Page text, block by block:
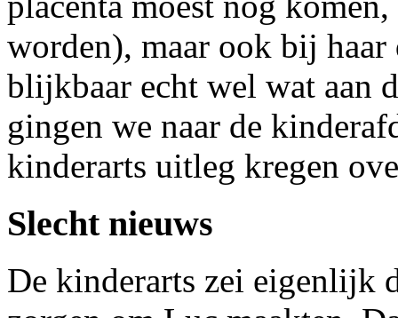
worden), maar ook bij haar
blijkbaar echt wel wat aan
gingen we naar de
kinderarts uitleg kregen
Slecht nieuws
De kinderarts zei eigenlijk